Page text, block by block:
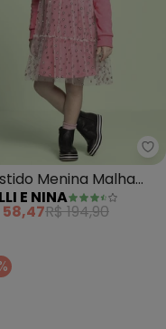
Infantil Menina
Menina Malha
e Tule Coração
E NINA
58,47R$ 194,90